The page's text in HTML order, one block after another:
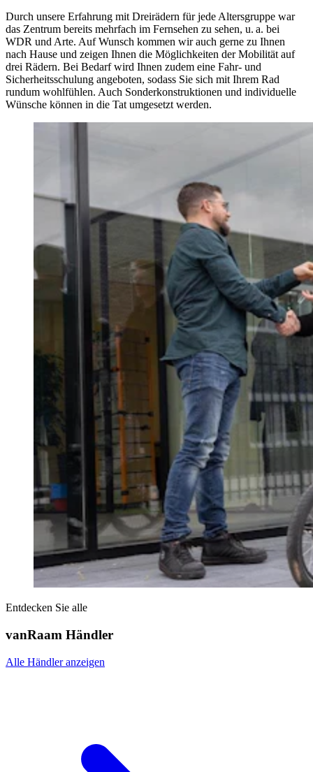
Durch unsere Erfahrung mit Dreirädern für jede Altersgruppe war
das Zentrum bereits mehrfach im Fernsehen zu sehen, u. a. bei
WDR und Arte. Auf Wunsch kommen wir auch gerne zu Ihnen
nach Hause und zeigen Ihnen die Möglichkeiten der Mobilität auf
drei Rädern. Bei Bedarf wird Ihnen zudem eine Fahr- und
Sicherheitsschulung angeboten, sodass Sie sich mit Ihrem Rad
rundum wohlfühlen. Auch Sonderkonstruktionen und individuelle
Wünsche können in die Tat umgesetzt werden.
Entdecken Sie alle
vanRaam Händler
Alle Händler anzeigen